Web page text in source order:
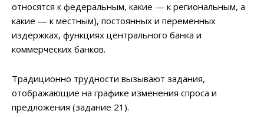
относятся к федеральным, какие — к региональным, а
какие — к местным), постоянных и переменных
издержках, функциях центрального банка и
коммерческих банков.
Традиционно трудности вызывают задания,
отображающие на графике изменения спроса и
предложения (задание 21).